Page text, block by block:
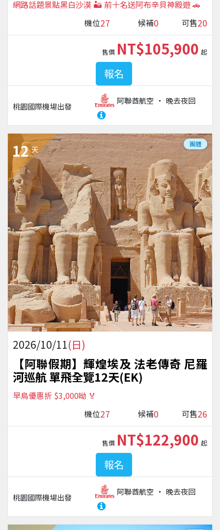
網路話題景點黑白沙漠 🏜️ 前十名送阿布辛貝神殿遊 🚗
機位27 候補0 可售20
桃園國際機場出發
阿聯酋航空 晚去夜回
售價 NT$105,900 起
報名
12 天
團體
2026/10/11(日)
【阿聯假期】輝煌埃及 法老傳奇 尼羅
河巡航 單飛全覽12天(EK)
早鳥優惠折 $3,000呦 🏅
機位27 候補0 可售26
桃園國際機場出發
阿聯酋航空 晚去夜回
售價 NT$122,900 起
報名